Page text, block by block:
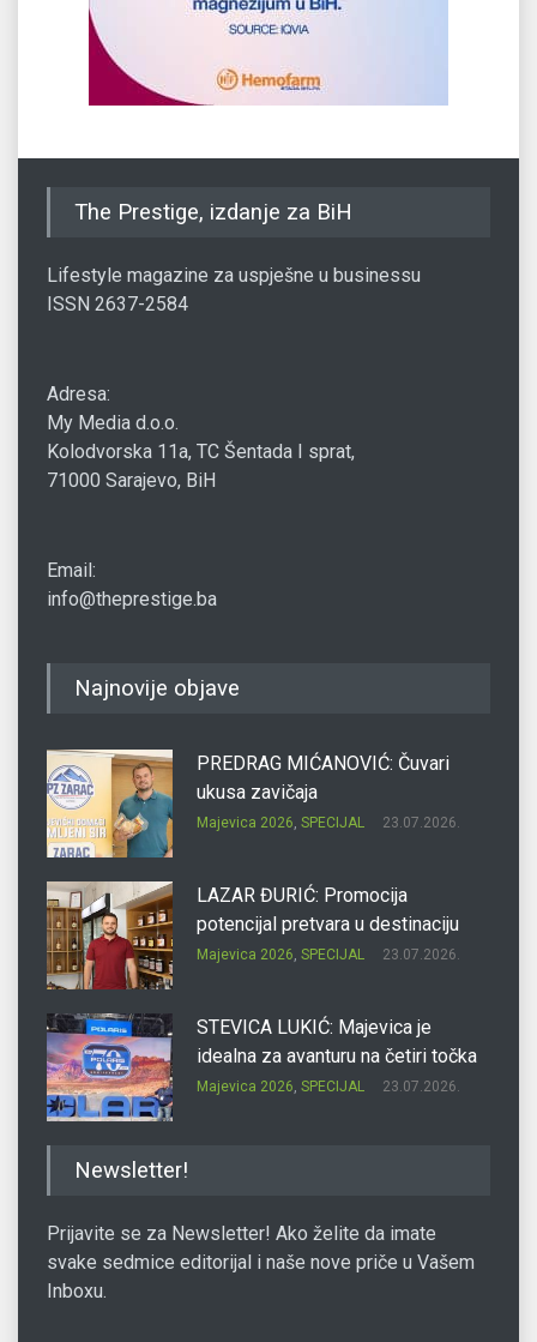
The Prestige, izdanje za BiH
Lifestyle magazine za uspješne u businessu
ISSN 2637-2584
Adresa:
My Media d.o.o.
Kolodvorska 11a, TC Šentada I sprat,
71000 Sarajevo, BiH
Email:
info@theprestige.ba
Najnovije objave
PREDRAG MIĆANOVIĆ: Čuvari
ukusa zavičaja
Majevica 2026, SPECIJAL 23.07.2026.
LAZAR ĐURIĆ: Promocija
potencijal pretvara u destinaciju
Majevica 2026, SPECIJAL 23.07.2026.
STEVICA LUKIĆ: Majevica je
idealna za avanturu na četiri točka
Majevica 2026, SPECIJAL 23.07.2026.
Newsletter!
Prijavite se za Newsletter! Ako želite da imate
svake sedmice editorijal i naše nove priče u Vašem
Inboxu.